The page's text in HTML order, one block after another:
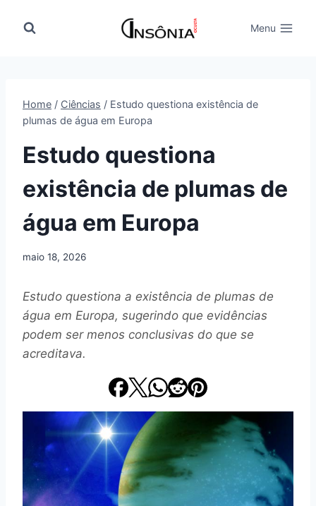
para
Menu
Home / Ciências / Estudo questiona existência de
plumas de água em Europa
Estudo questiona
existência de plumas de
água em Europa
maio 18, 2026
Estudo questiona a existência de plumas de
água em Europa, sugerindo que evidências
podem ser menos conclusivas do que se
acreditava.